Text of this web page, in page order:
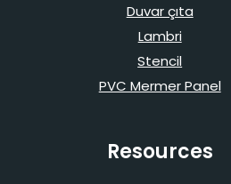
Duvar çıta
Lambri
Stencil
PVC Mermer Panel
Resources